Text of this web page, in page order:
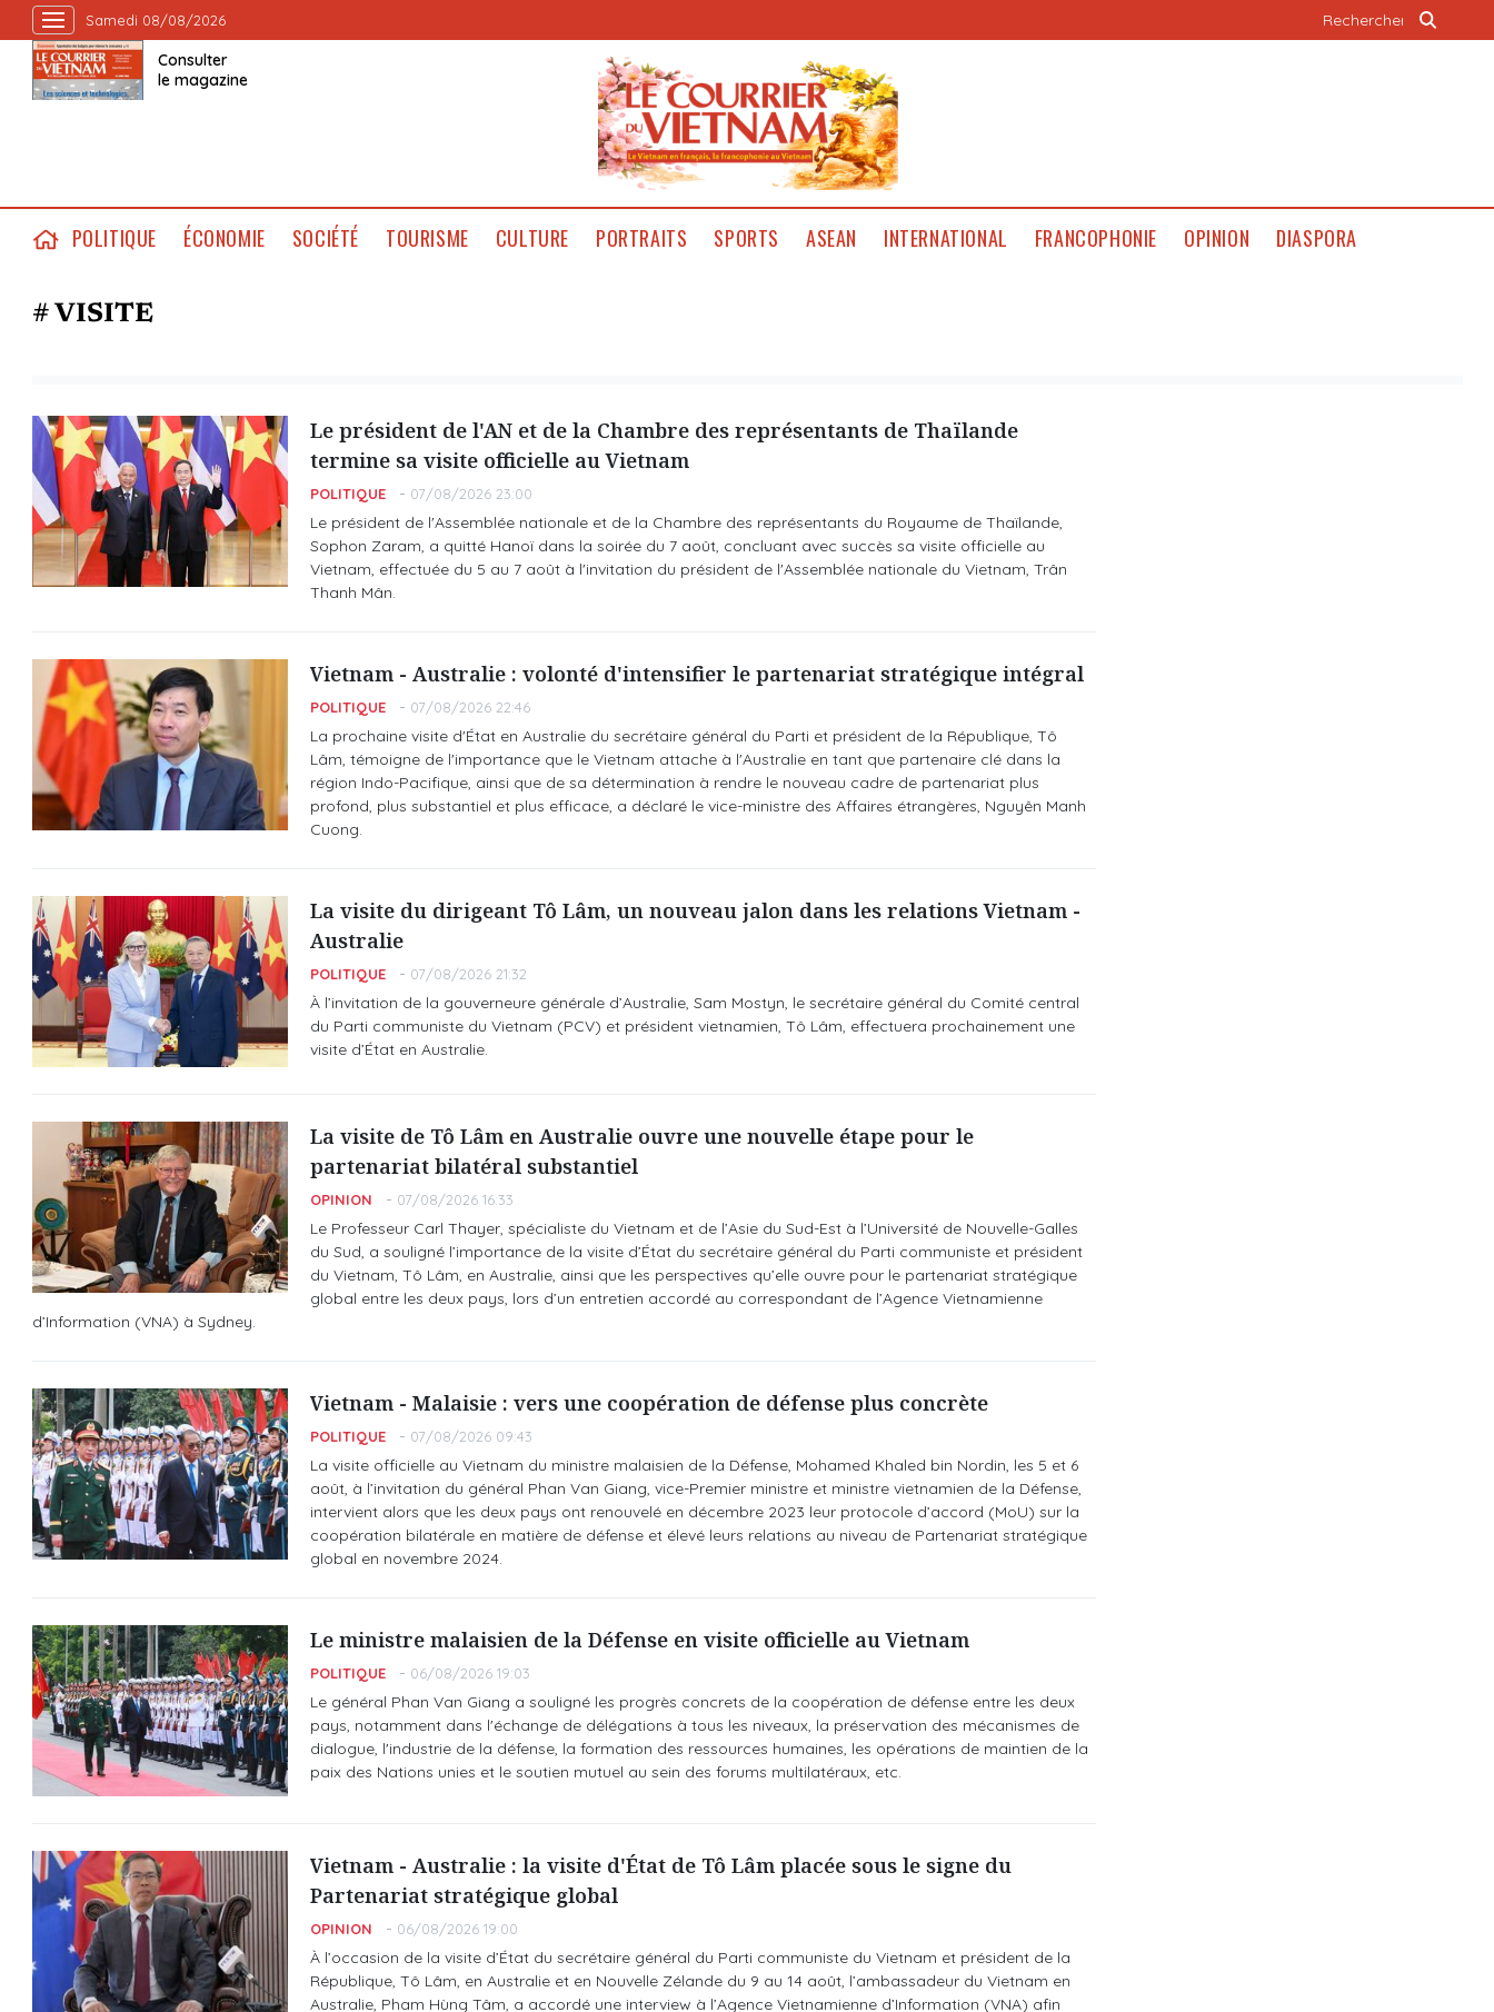
Samedi 08/08/2026
Consulter
le magazine
POLITIQUE ÉCONOMIE SOCIÉTÉ TOURISME CULTURE PORTRAITS SPORTS ASEAN INTERNATIONAL FRANCOPHONIE OPINION DIASPORA
# VISITE
Le président de l'AN et de la Chambre des représentants de Thaïlande
termine sa visite officielle au Vietnam
POLITIQUE 07/08/2026 23:00
Le président de l'Assemblée nationale et de la Chambre des représentants du Royaume de Thaïlande,
Sophon Zaram, a quitté Hanoï dans la soirée du 7 août, concluant avec succès sa visite officielle au
Vietnam, effectuée du 5 au 7 août à l'invitation du président de l'Assemblée nationale du Vietnam, Trân
Thanh Mân.
Vietnam - Australie : volonté d'intensifier le partenariat stratégique intégral
POLITIQUE 07/08/2026 22:46
La prochaine visite d'État en Australie du secrétaire général du Parti et président de la République, Tô
Lâm, témoigne de l'importance que le Vietnam attache à l'Australie en tant que partenaire clé dans la
région Indo-Pacifique, ainsi que de sa détermination à rendre le nouveau cadre de partenariat plus
profond, plus substantiel et plus efficace, a déclaré le vice-ministre des Affaires étrangères, Nguyên Manh
Cuong.
La visite du dirigeant Tô Lâm, un nouveau jalon dans les relations Vietnam -
Australie
POLITIQUE 07/08/2026 21:32
À l’invitation de la gouverneure générale d’Australie, Sam Mostyn, le secrétaire général du Comité central
du Parti communiste du Vietnam (PCV) et président vietnamien, Tô Lâm, effectuera prochainement une
visite d’État en Australie.
La visite de Tô Lâm en Australie ouvre une nouvelle étape pour le
partenariat bilatéral substantiel
OPINION 07/08/2026 16:33
Le Professeur Carl Thayer, spécialiste du Vietnam et de l’Asie du Sud-Est à l’Université de Nouvelle-Galles
du Sud, a souligné l’importance de la visite d’État du secrétaire général du Parti communiste et président
du Vietnam, Tô Lâm, en Australie, ainsi que les perspectives qu’elle ouvre pour le partenariat stratégique
global entre les deux pays, lors d’un entretien accordé au correspondant de l’Agence Vietnamienne
d’Information (VNA) à Sydney.
Vietnam - Malaisie : vers une coopération de défense plus concrète
POLITIQUE 07/08/2026 09:43
La visite officielle au Vietnam du ministre malaisien de la Défense, Mohamed Khaled bin Nordin, les 5 et 6
août, à l’invitation du général Phan Van Giang, vice-Premier ministre et ministre vietnamien de la Défense,
intervient alors que les deux pays ont renouvelé en décembre 2023 leur protocole d’accord (MoU) sur la
coopération bilatérale en matière de défense et élevé leurs relations au niveau de Partenariat stratégique
global en novembre 2024.
Le ministre malaisien de la Défense en visite officielle au Vietnam
POLITIQUE 06/08/2026 19:03
Le général Phan Van Giang a souligné les progrès concrets de la coopération de défense entre les deux
pays, notamment dans l'échange de délégations à tous les niveaux, la préservation des mécanismes de
dialogue, l'industrie de la défense, la formation des ressources humaines, les opérations de maintien de la
paix des Nations unies et le soutien mutuel au sein des forums multilatéraux, etc.
Vietnam - Australie : la visite d'État de Tô Lâm placée sous le signe du
Partenariat stratégique global
OPINION 06/08/2026 19:00
À l’occasion de la visite d’État du secrétaire général du Parti communiste du Vietnam et président de la
République, Tô Lâm, en Australie et en Nouvelle Zélande du 9 au 14 août, l’ambassadeur du Vietnam en
Australie, Pham Hùng Tâm, a accordé une interview à l’Agence Vietnamienne d’Information (VNA) afin